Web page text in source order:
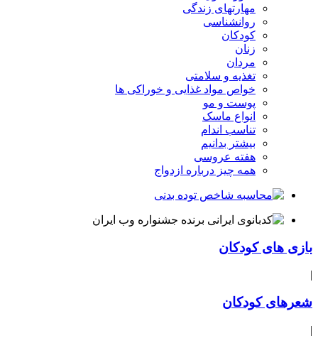
مهارتهای زندگی
روانشناسی
کودکان
زنان
مردان
تغذیه و سلامتی
خواص مواد غذایی و خوراکی ها
پوست و مو
انواع ماسک
تناسب اندام
بیشتر بدانیم
هفته عروسی
همه چیز درباره ازدواج
بازی های کودکان
|
شعرهای کودکان
|